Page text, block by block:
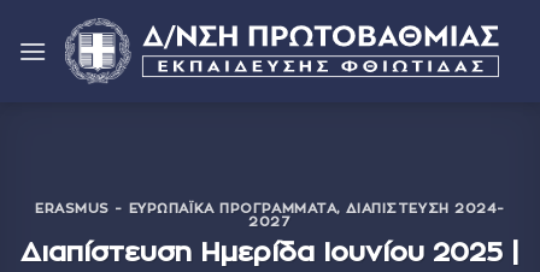
Μετάβαση
στο
περιεχόμενο
ERASMUS - ΕΥΡΩΠΑΪΚΆ ΠΡΟΓΡΆΜΜΑΤΑ,ΔΙΑΠΊΣΤΕΥΣΗ 2024-
2027
Διαπίστευση Ημερίδα Ιουνίου 2025 |